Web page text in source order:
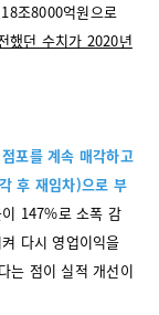
조8000억원으로
했던 수치가 2020년
포를 계속 매각하고
후 재임차)으로 부
147%로 소폭 감
다시 영업이익을
는 점이 실적 개선이